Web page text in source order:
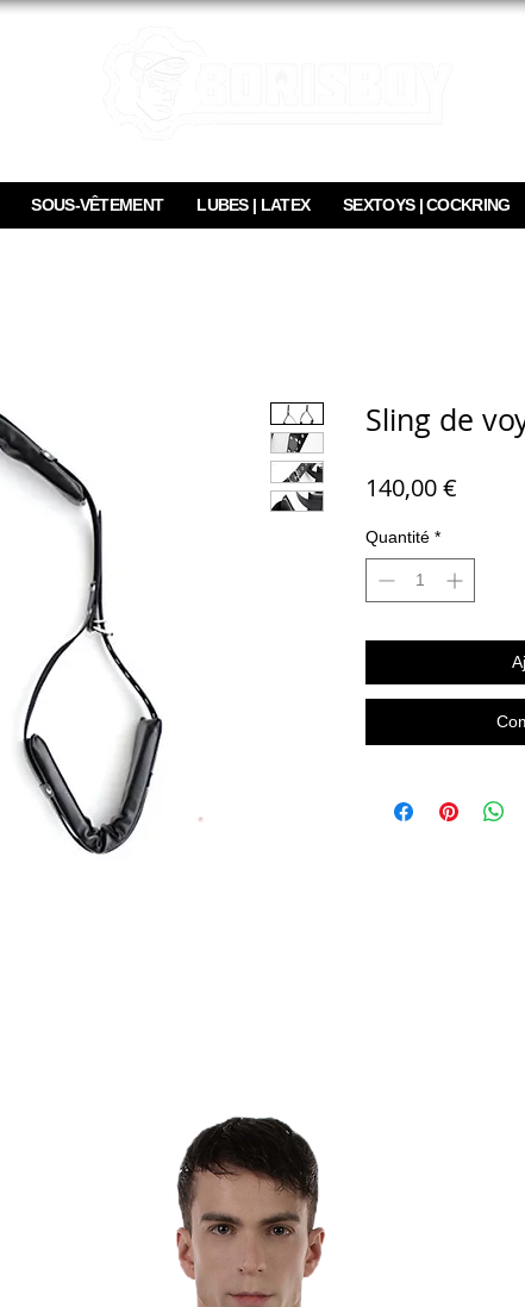
SOUS-VÊTEMENT LUBES | LATEX SEXTOYS | COCKRING
Sling de
140,00 €
Quantité *